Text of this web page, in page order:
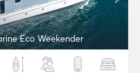
Eco Weekender